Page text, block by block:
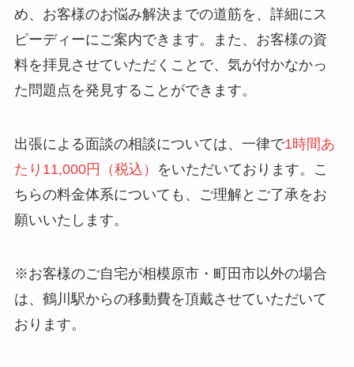
め、お客様のお悩み解決までの道筋を、詳細にス
ピーディーにご案内できます。また、お客様の資
料を拝見させていただくことで、気が付かなかっ
た問題点を発見することができます。
出張による面談の相談については、一律で1時間あ
たり11,000円（税込）
をいただいております。こ
ちらの料金体系についても、ご理解とご了承をお
願いいたします。
※お客様のご自宅が相模原市・町田市以外の場合
は、鶴川駅からの移動費を頂戴させていただいて
おります。